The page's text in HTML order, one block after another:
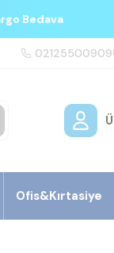
Bedava
02125500909
Ofis&Kırtasiye